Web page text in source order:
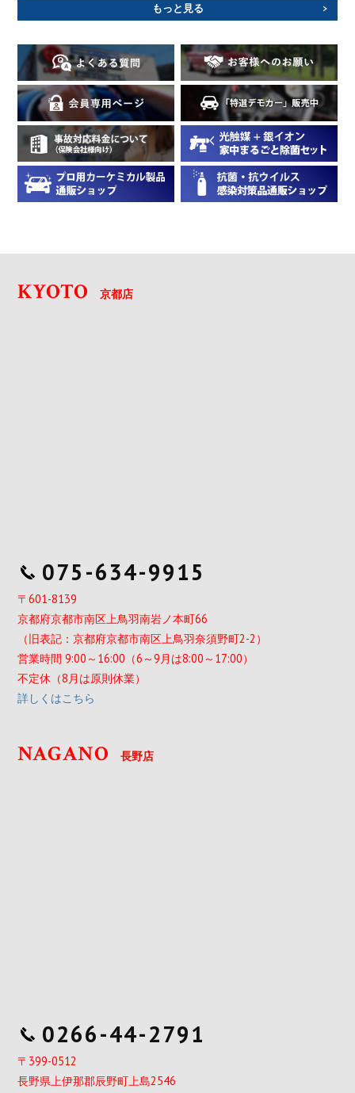
もっと見る
KYOTO 京都店
075-634-9915
〒601-8139
京都府京都市南区上鳥羽南岩ノ本町66
（旧表記：京都府京都市南区上鳥羽奈須野町2-2）
営業時間 9:00～16:00（6～9月は8:00～17:00）
不定休（8月は原則休業）
詳しくはこちら
NAGANO 長野店
0266-44-2791
〒399-0512
長野県上伊那郡辰野町上島2546